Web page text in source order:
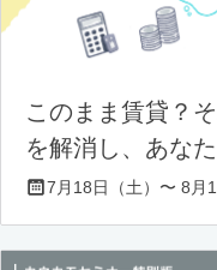
このまま賃貸？
を解消し、あな
7月18日（土）〜 8月